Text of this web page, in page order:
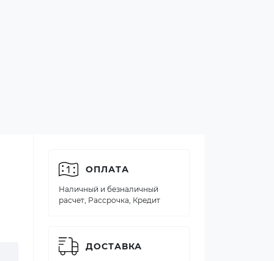
ОПЛАТА
Наличный и безналичный
расчет, Рассрочка, Кредит
ДОСТАВКА